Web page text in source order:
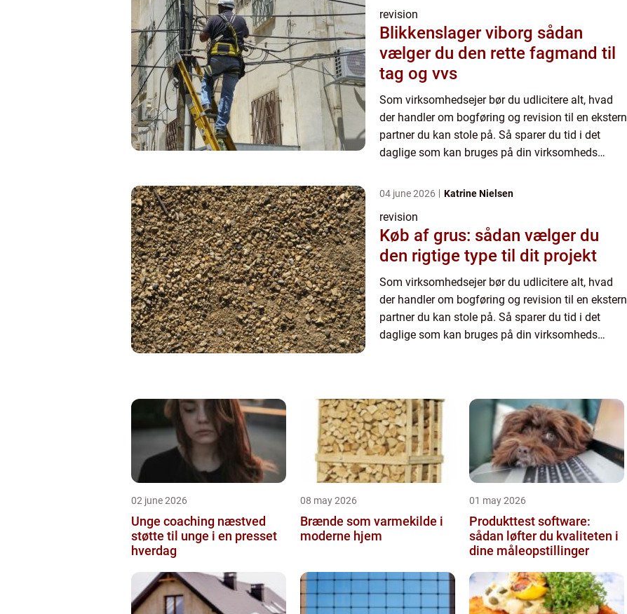
revision
Blikkenslager viborg sådan
vælger du den rette fagmand til
tag og vvs
Som virksomhedsejer bør du udlicitere alt, hvad
der handler om bogføring og revision til en ekstern
partner du kan stole på. Så sparer du tid i det
daglige som kan bruges på din virksomheds
skatteregnskab med hj...
04 june 2026 Katrine Nielsen
revision
Køb af grus: sådan vælger du
den rigtige type til dit projekt
Som virksomhedsejer bør du udlicitere alt, hvad
der handler om bogføring og revision til en ekstern
partner du kan stole på. Så sparer du tid i det
daglige som kan bruges på din virksomheds
02 june 2026
Unge coaching næstved
støtte til unge i en presset
hverdag
08 may 2026
Brænde som varmekilde i
moderne hjem
01 may 2026
Produkttest software:
sådan løfter du kvaliteten i
dine måleopstillinger